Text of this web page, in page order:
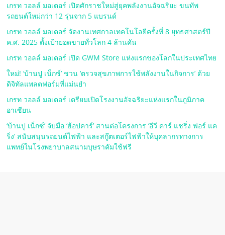
เกรท วอลล์ มอเตอร์ เปิดศักราชใหม่สู่ยุคพลังงานอัจฉริยะ ขนทัพ
รถยนต์ใหม่กว่า 12 รุ่นจาก 5 แบรนด์
เกรท วอลล์ มอเตอร์ จัดงานเทศกาลเทคโนโลยีครั้งที่ 8 ยุทธศาสตร์ปี
ค.ศ. 2025 ตั้งเป้ายอดขายทั่วโลก 4 ล้านคัน
เกรท วอลล์ มอเตอร์ เปิด GWM Store แห่งแรกของโลกในประเทศไทย
ใหม่! ‘บ้านปู เน็กซ์’ ชวน ‘ตรวจสุขภาพการใช้พลังงานในกิจการ’ ด้วย
ดิจิทัลแพลตฟอร์มที่แม่นยำ
เกรท วอลล์ มอเตอร์ เตรียมเปิดโรงงานอัจฉริยะแห่งแรกในภูมิภาค
อาเซียน
‘บ้านปู เน็กซ์’ จับมือ ‘ฮ้อปคาร์’ สานต่อโครงการ ‘อีวี คาร์ แชริ่ง ฟอร์ แค
ริ่ง’ สนับสนุนรถยนต์ไฟฟ้า และสกู๊ตเตอร์ไฟฟ้าให้บุคลากรทางการ
แพทย์ในโรงพยาบาลสนามบุษราคัมใช้ฟรี